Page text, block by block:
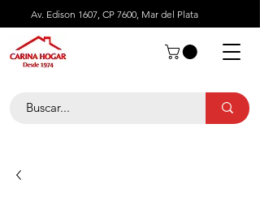
Av. Edison 1607, CP 7600, Mar del Plata